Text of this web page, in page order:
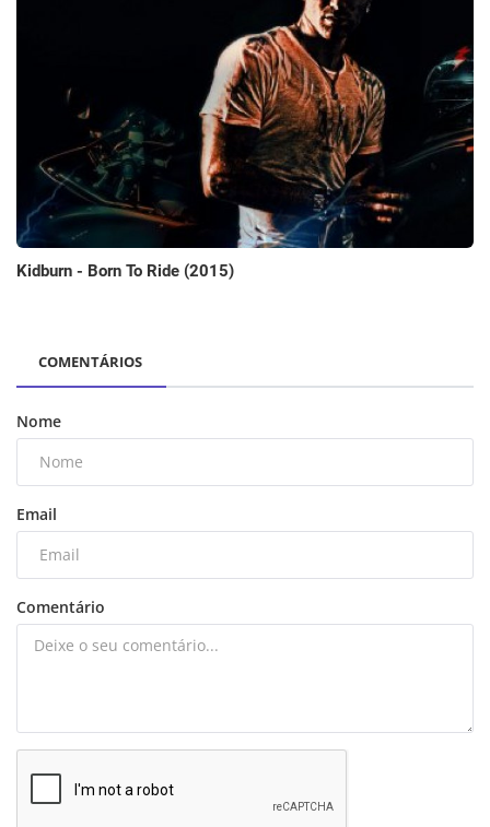
Kidburn - Born To Ride (2015)
COMENTÁRIOS
Nome
Email
Comentário